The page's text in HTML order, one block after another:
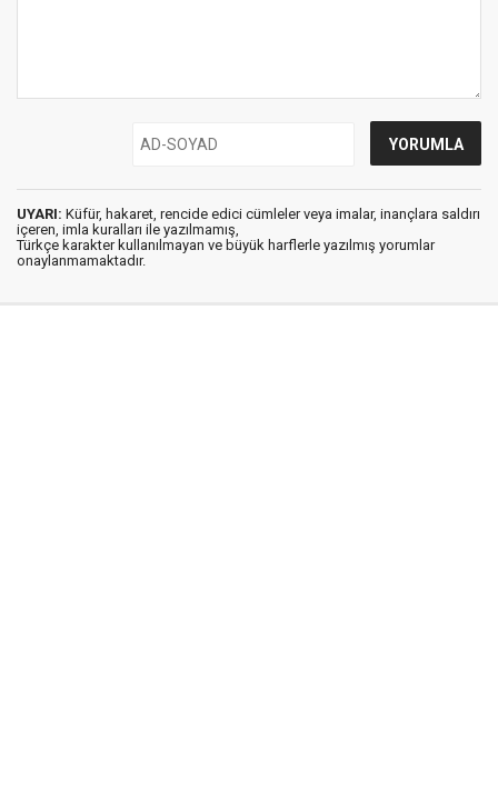
UYARI: Küfür, hakaret, rencide edici cümleler veya imalar, inançlara saldırı
içeren, imla kuralları ile yazılmamış,
Türkçe karakter kullanılmayan ve büyük harflerle yazılmış yorumlar
onaylanmamaktadır.